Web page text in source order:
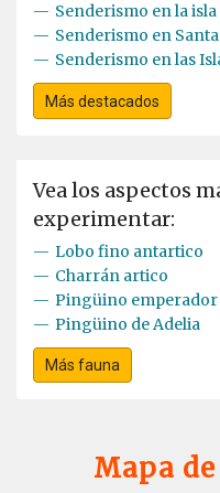
— Senderismo en la
— Senderismo en
— Senderismo en las
Más destacados
Vea los aspectos
experimentar:
— Lobo fino antartico
— Charrán artico
— Pingüino emperador
— Pingüino de Adelia
Más fauna
Mapa